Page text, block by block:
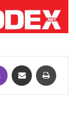
Viber Podijeli putem E-maila